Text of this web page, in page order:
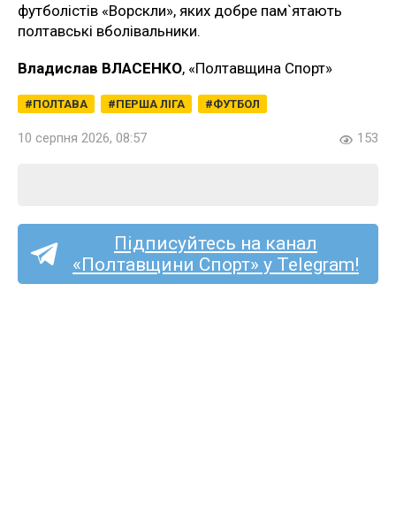
футболістів «Ворскли», яких добре пам`ятають
полтавські вболівальники.
Владислав ВЛАСЕНКО, «Полтавщина Спорт»
ПОЛТАВА ПЕРША ЛІГА ФУТБОЛ
10 серпня 2026, 08:57 153
Підписуйтесь на канал
«Полтавщини Спорт» у Telegram!